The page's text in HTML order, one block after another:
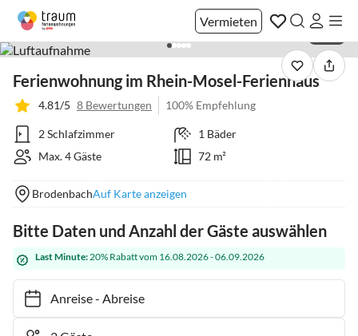
Vermieten
Ferienwohnung im Rhein-Mosel-Ferienhaus
4.81/5 8 Bewertungen 100% Empfehlung
2 Schlafzimmer
1 Bäder
Max. 4 Gäste
72 m²
BrodenbachAuf Karte anzeigen
Bitte Daten und Anzahl der Gäste auswählen
Last Minute:20% Rabatt vom 16.08.2026 - 06.09.2026
Anreise- Abreise